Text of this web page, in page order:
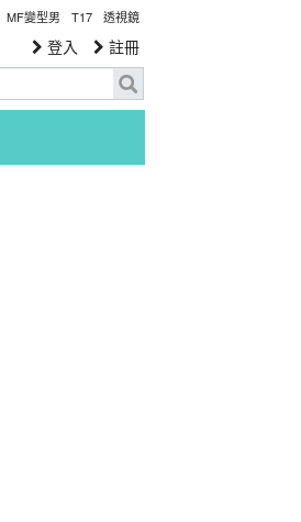
MF變型男 T17 透視鏡
登入 註冊